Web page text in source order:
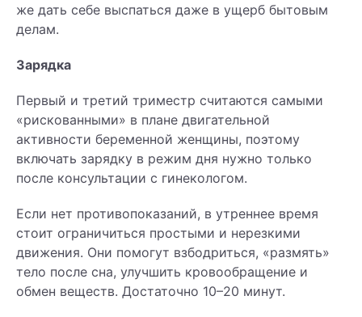
же дать себе выспаться даже в ущерб бытовым
делам.
Зарядка
Первый и третий триместр считаются самыми
«рискованными» в плане двигательной
активности беременной женщины, поэтому
включать зарядку в режим дня нужно только
после консультации с гинекологом.
Если нет противопоказаний, в утреннее время
стоит ограничиться простыми и нерезкими
движения. Они помогут взбодриться, «размять»
тело после сна, улучшить кровообращение и
обмен веществ. Достаточно 10–20 минут.